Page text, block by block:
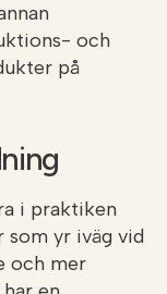
och
på
i praktiken
som yr iväg vid
och mer